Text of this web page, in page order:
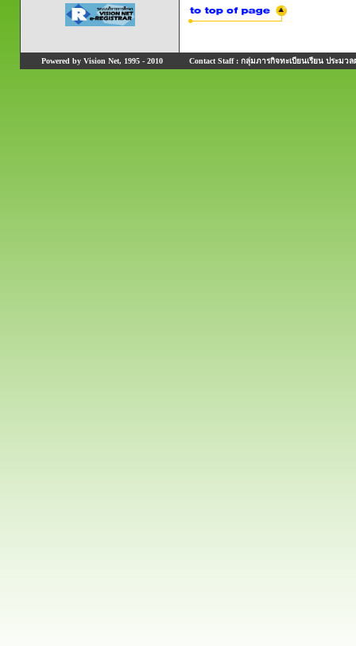
Powered by Vision Net, 1995 - 2010 Contact Staff : กลุ่มภารกิจทะเบียนเรียน ประมวล